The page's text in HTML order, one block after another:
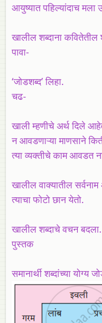
आयुष्यात पहिल्यांदाच मला
खालील शब्दाना कवितेतील
पावा-
‘जोडशब्द’ लिहा.
चढ-
खाली म्हणीचे अर्थ दिले
न आवडणाऱ्या माणसाने
त्या व्यक्तीचे काम आवडत
खालील वाक्यातील
त्याचा फोटो छान येतो.
खालील शब्दाचे वचन बदला.
पुस्तक
समानार्थी शब्दांच्या योग्य